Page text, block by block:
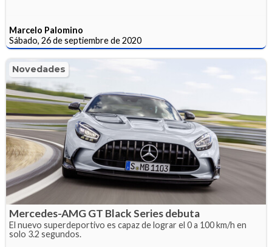
Marcelo Palomino
Sábado, 26 de septiembre de 2020
Novedades
Mercedes-AMG GT Black Series debuta
El nuevo superdeportivo es capaz de lograr el 0 a 100 km/h en
solo 3.2 segundos.